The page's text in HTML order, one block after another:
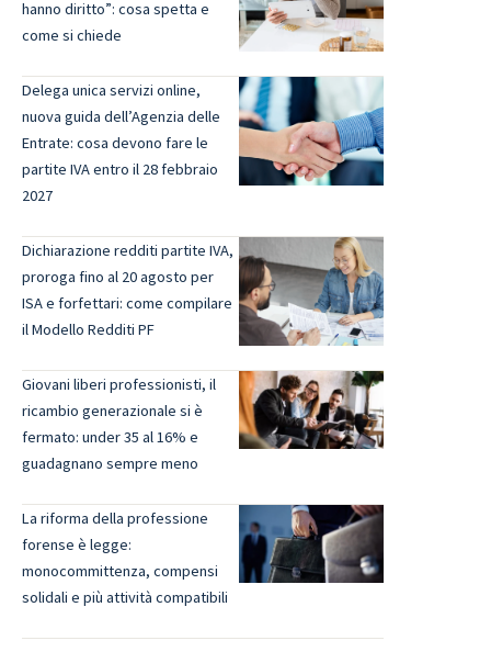
hanno diritto”: cosa spetta e
come si chiede
Delega unica servizi online,
nuova guida dell’Agenzia delle
Entrate: cosa devono fare le
partite IVA entro il 28 febbraio
2027
Dichiarazione redditi partite IVA,
proroga fino al 20 agosto per
ISA e forfettari: come compilare
il Modello Redditi PF
Giovani liberi professionisti, il
ricambio generazionale si è
fermato: under 35 al 16% e
guadagnano sempre meno
La riforma della professione
forense è legge:
monocommittenza, compensi
solidali e più attività compatibili